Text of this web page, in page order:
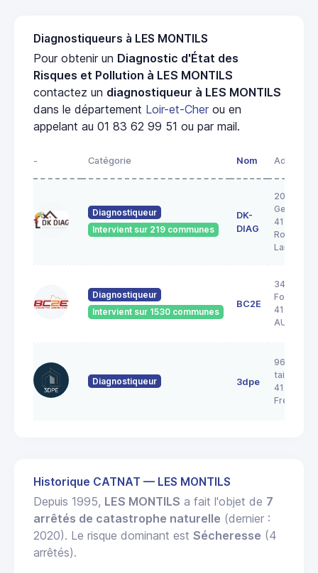
Diagnostiqueurs à LES MONTILS
Pour obtenir un Diagnostic d'État des
Risques et Pollution à LES MONTILS
contactez un diagnostiqueur à LES MONTILS
dans le département Loir-et-Cher ou en
appelant au 01 83 62 99 51 ou par mail.
- Catégorie Nom Adresse
Diagnostiqueur
Intervient sur 219 communes
DK-
DIAG
20A rue
George
41200
Lanthenay
Diagnostiqueur
Intervient sur 1530 communes
BC2E
34 Rue de
Forêt
41240
Diagnostiqueur 3dpe
96 rue de
taille
41700
Fresnes
Historique CATNAT — LES MONTILS
Depuis 1995, LES MONTILS a fait l'objet de 7
arrêtés de catastrophe naturelle (dernier :
2020). Le risque dominant est Sécheresse (4
arrêtés).